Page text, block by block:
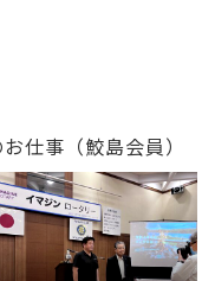
事（鮫島会員）